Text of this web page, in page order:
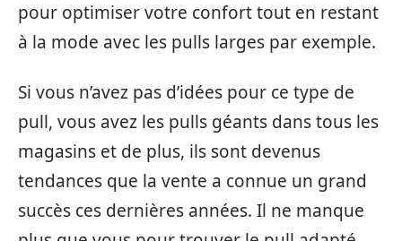
pour optimiser votre confort tout en restant
à la mode avec les pulls larges par exemple.
Si vous n’avez pas d’idées pour ce type de
pull, vous avez les pulls géants dans tous les
magasins et de plus, ils sont devenus
tendances que la vente a connue un grand
succès ces dernières années. Il ne manque